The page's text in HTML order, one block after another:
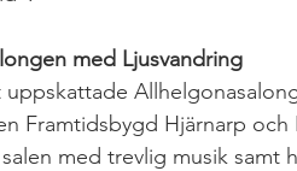
med Ljusvandring
uppskattade
Framtidsbygd Hjärnarp och
med trevlig musik samt